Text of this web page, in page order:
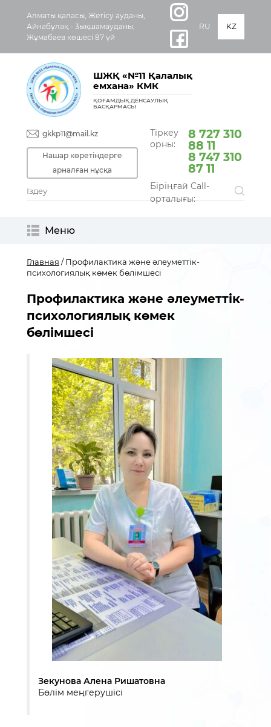
Алматы қаласы, Жетісу ауданы,
Айнабұлақ - 3ықшамауданы,
Жұмабаев көшесі 87 үй
RU KZ
ШЖҚ «№11 Қалалық
емхана» КМК
ҚОҒАМДЫҚ ДЕНСАУЛЫҚ
БАСҚАРМАСЫ
gkkp11@mail.kz
Нашар көретіндерге
арналған нұсқа
Тіркеу
орны:
8 727 310
88 11
8 747 310
87 11
Біріңғай Call-
орталығы:
Меню
Главная / Профилактика және әлеуметтік-
психологиялық көмек бөлімшесі
Профилактика және әлеуметтік-
психологиялық көмек
бөлімшесі
Зекунова Алена Ришатовна
Бөлім меңгерушісі